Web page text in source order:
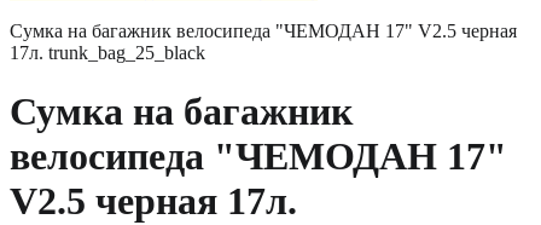
Сумка на багажник велосипеда "ЧЕМОДАН 17" V2.5 черная
17л. trunk_bag_25_black
Сумка на багажник
велосипеда "ЧЕМОДАН 17"
V2.5 черная 17л.